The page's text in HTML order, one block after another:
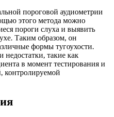
пороговой аудиометрии
этого метода можно
пороги слуха и выявить
Таким образом, он
формы тугоухости.
недостатки, такие как
в момент тестирования и
контролируемой